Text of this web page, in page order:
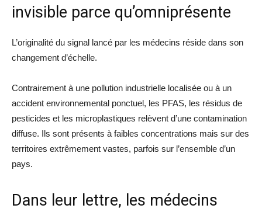
invisible parce qu’omniprésente
L’originalité du signal lancé par les médecins réside dans son
changement d’échelle.
Contrairement à une pollution industrielle localisée ou à un
accident environnemental ponctuel, les PFAS, les résidus de
pesticides et les microplastiques relèvent d’une contamination
diffuse. Ils sont présents à faibles concentrations mais sur des
territoires extrêmement vastes, parfois sur l’ensemble d’un
pays.
Dans leur lettre, les médecins